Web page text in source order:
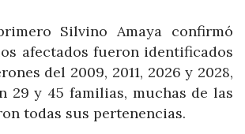
Silvino Amaya confirmó
afectados fueron identificados
del 2009, 2011, 2026 y 2028,
29 y 45 familias, muchas de las
todas sus pertenencias.